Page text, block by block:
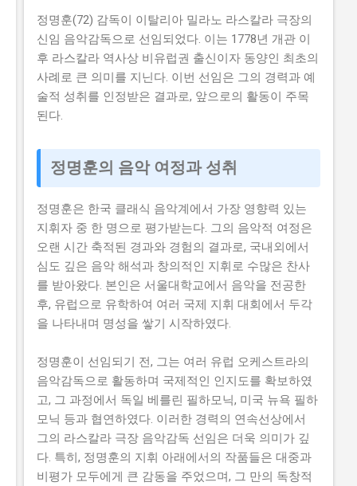
업의 신청방법과 자격요건, 지원 내용, 실제 혜택 그리고
단계별 신청 방법, 탈락하는 이유와 합격 전략입니다. 따
라서 이 글을 읽는 독자들은 로봇기반 공간컴퓨팅 창업지
원사업에 대한 모든 것을 알 수 있을 것입니다. 지금 신청
하러 가기 📋 목차 이 사업, 정말 받을 수 있을까? 신청 자
격과 준비물 지원 내용과 실제 혜택 단계별 신청 방법 탈
로봇기반 공간컴퓨팅 창업지원사업이 뭔지 로봇기반 공
간컴퓨팅 창업지원사업은 로봇기반 기술을 활용하여 창
는 정부사업입니다. 이 지원금을 받으면 창업 초기에 필요
한 자금을 마련할 수 있어 창업에 큰...
정명훈(72) 감독이 이탈리아 밀라노 라스칼라 극장의
신임 음악감독으로 선임되었다. 이는 1778년 개관 이
후 라스칼라 역사상 비유럽권 출신이자 동양인 최초의
사례로 큰 의미를 지닌다. 이번 선임은 그의 경력과 예
술적 성취를 인정받은 결과로, 앞으로의 활동이 주목
된다.
정명훈의 음악 여정과 성취
정명훈은 한국 클래식 음악계에서 가장 영향력 있는
지휘자 중 한 명으로 평가받는다. 그의 음악적 여정은
오랜 시간 축적된 경과와 경험의 결과로, 국내외에서
심도 깊은 음악 해석과 창의적인 지휘로 수많은 찬사
를 받아왔다. 본인은 서울대학교에서 음악을 전공한
후, 유럽으로 유학하여 여러 국제 지휘 대회에서 두각
을 나타내며 명성을 쌓기 시작하였다.
정명훈이 선임되기 전, 그는 여러 유럽 오케스트라의
음악감독으로 활동하며 국제적인 인지도를 확보하였
고, 그 과정에서 독일 베를린 필하모닉, 미국 뉴욕 필하
모닉 등과 협연하였다. 이러한 경력의 연속선상에서
그의 라스칼라 극장 음악감독 선임은 더욱 의미가 깊
다. 특히, 정명훈의 지휘 아래에서의 작품들은 대중과
비평가 모두에게 큰 감동을 주었으며, 그 만의 독창적